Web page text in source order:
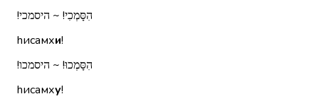
הִסָּמְכִי!‏ ~ היסמכי!‏
hисамхи!
הִסָּמְכוּ!‏ ~ היסמכו!‏
hисамху!